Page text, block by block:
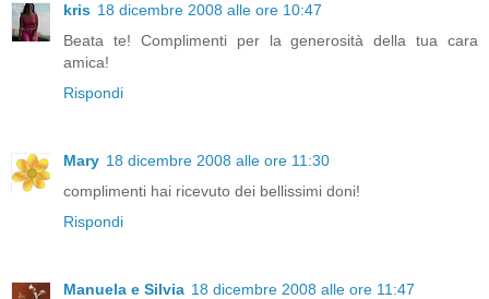
kris 18 dicembre 2008 alle ore 10:47
Beata te! Complimenti per la generosità della tua cara
amica!
Rispondi
Mary 18 dicembre 2008 alle ore 11:30
complimenti hai ricevuto dei bellissimi doni!
Rispondi
Manuela e Silvia 18 dicembre 2008 alle ore 11:47